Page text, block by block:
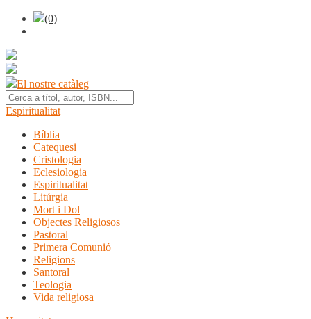
(0)
El nostre catàleg
Espiritualitat
Bíblia
Catequesi
Cristologia
Eclesiologia
Espiritualitat
Litúrgia
Mort i Dol
Objectes Religiosos
Pastoral
Primera Comunió
Religions
Santoral
Teologia
Vida religiosa